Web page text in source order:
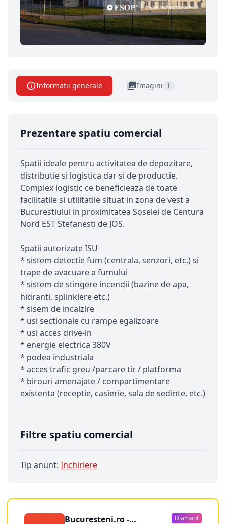
Informatii generale Imagini 1
Prezentare spatiu comercial
Spatii ideale pentru activitatea de depozitare,
distributie si logistica dar si de productie.
Complex logistic ce beneficieaza de toate
facilitatile si utilitatile situat in zona de vest a
Bucurestiului in proximitatea Soselei de Centura
Nord EST Stefanesti de JOS.
Spatii autorizate ISU
* sistem detectie fum (centrala, senzori, etc.) si
trape de avacuare a fumului
* sistem de stingere incendii (bazine de apa,
hidranti, splinklere etc.)
* sisem de incalzire
* usi sectionale cu rampe egalizoare
* usi acces drive-in
* energie electrica 380V
* podea industriala
* acces trafic greu /parcare tir / platforma
* birouri amenajate / compartimentare
existenta (receptie, casierie, sala de sedinte, etc.)
Filtre spatiu comercial
Tip anunt: Inchiriere
Bucuresteni.ro - Diamant